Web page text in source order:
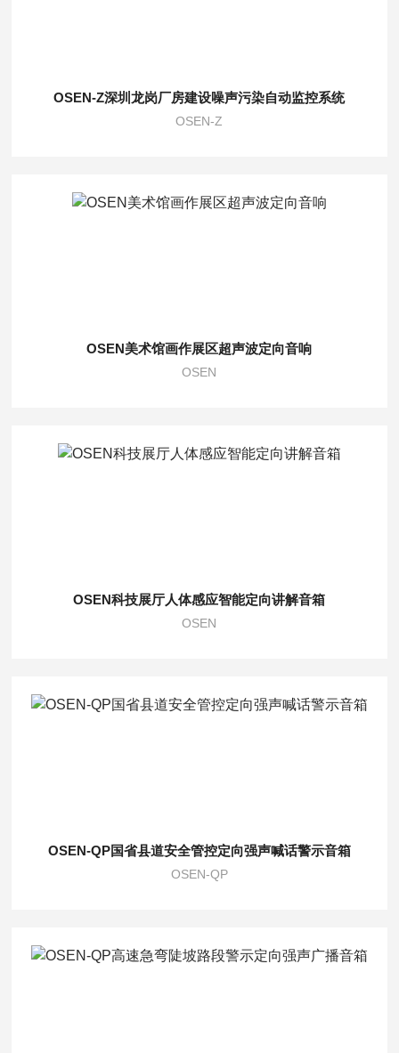
OSEN-Z深圳龙岗厂房建设噪声污染自动监控系统
OSEN-Z
OSEN美术馆画作展区超声波定向音响
OSEN
OSEN科技展厅人体感应智能定向讲解音箱
OSEN
OSEN-QP国省县道安全管控定向强声喊话警示音箱
OSEN-QP